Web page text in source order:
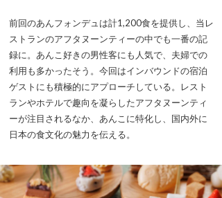
前回のあんフォンデュは計1,200食を提供し、当レ
ストランのアフタヌーンティーの中でも一番の記
録に。あんこ好きの男性客にも人気で、夫婦での
利用も多かったそう。今回はインバウンドの宿泊
ゲストにも積極的にアプローチしている。レスト
ランやホテルで趣向を凝らしたアフタヌーンティ
ーが注目されるなか、あんこに特化し、国内外に
日本の食文化の魅力を伝える。